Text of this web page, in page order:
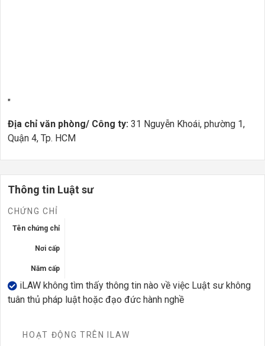
"
Địa chỉ văn phòng/ Công ty: 31 Nguyễn Khoái, phường 1,
Quận 4, Tp. HCM
Thông tin Luật sư
CHỨNG CHỈ
Tên chứng chỉ
Nơi cấp
Năm cấp
iLAW không tìm thấy thông tin nào về việc Luật sư không
tuân thủ pháp luật hoặc đạo đức hành nghề
HOẠT ĐỘNG TRÊN ILAW